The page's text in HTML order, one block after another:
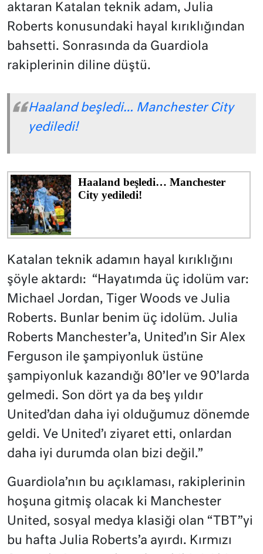
aktaran Katalan teknik adam, Julia
Roberts konusundaki hayal kırıklığından
bahsetti. Sonrasında da Guardiola
rakiplerinin diline düştü.
Haaland beşledi… Manchester City
yediledi!
Katalan teknik adamın hayal kırıklığını
şöyle aktardı: “Hayatımda üç idolüm var:
Michael Jordan, Tiger Woods ve Julia
Roberts. Bunlar benim üç idolüm. Julia
Roberts Manchester’a, United’ın Sir Alex
Ferguson ile şampiyonluk üstüne
şampiyonluk kazandığı 80’ler ve 90’larda
gelmedi. Son dört ya da beş yıldır
United’dan daha iyi olduğumuz dönemde
geldi. Ve United’ı ziyaret etti, onlardan
daha iyi durumda olan bizi değil.”
Guardiola’nın bu açıklaması, rakiplerinin
hoşuna gitmiş olacak ki Manchester
United, sosyal medya klasiği olan “TBT”yi
bu hafta Julia Roberts’a ayırdı. Kırmızı